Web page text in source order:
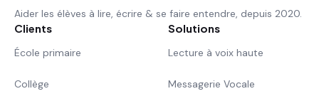
Aider les élèves à lire, écrire & se faire entendre, depuis 2020.
Clients
École primaire
Collège
Solutions
Lecture à voix haute
Messagerie Vocale